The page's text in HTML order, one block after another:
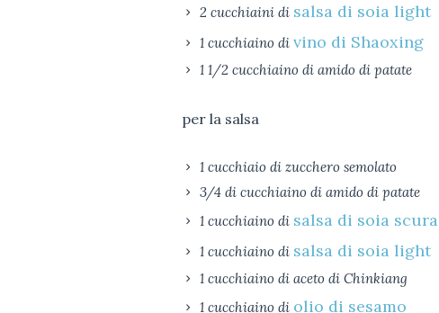
2 cucchiaini di salsa di soia light
1 cucchiaino di vino di Shaoxing
1 1/2 cucchiaino di amido di patate
per la salsa
1 cucchiaio di zucchero semolato
3/4 di cucchiaino di amido di patate
1 cucchiaino di salsa di soia scura
1 cucchiaino di salsa di soia light
1 cucchiaino di aceto di Chinkiang
1 cucchiaino di olio di sesamo